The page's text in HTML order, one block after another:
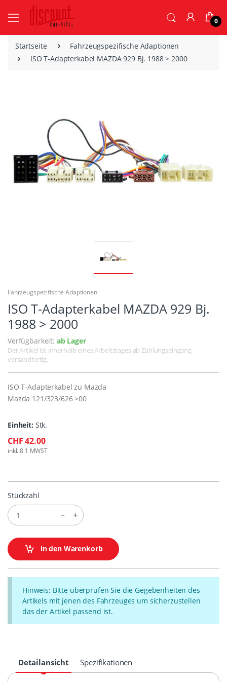
0
Startseite
Fahrzeugspezifische Adaptionen
ISO T-Adapterkabel MAZDA 929 Bj. 1988 > 2000
Fahrzeugspezifische Adaptionen
ISO T-Adapterkabel MAZDA 929 Bj.
1988 > 2000
Verfügbarkeit: ab Lager
Der Artikel ist innerhalb eines Arbeitstages ab Zahlungseingang
versandfertig.
ISO T-Adapterkabel zu Mazda
Mazda 121/323/626 >00
Einheit: Stk.
CHF 42.00
inkl. 8.1 MWST
Stückzahl
in den Warenkorb
Hinweis: Bitte überprüfen Sie die Gegebenheiten des
Artikels mit jenen des Fahrzeuges um sicherzustellen
das der Artikel passend ist.
Detailansicht Spezifikationen